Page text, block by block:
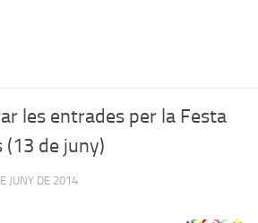
les entrades per la Festa
(13 de juny)
JUNY DE 2014